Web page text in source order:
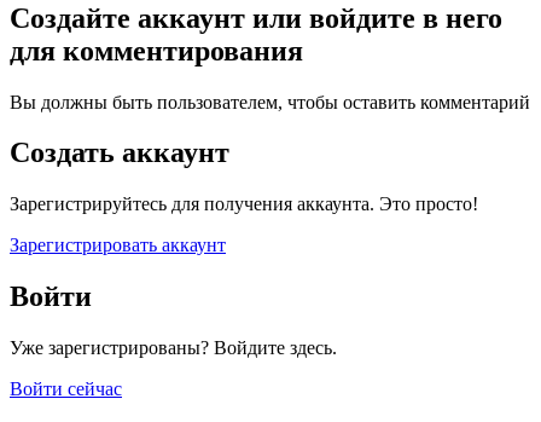
Создайте аккаунт или войдите в него
для комментирования
Вы должны быть пользователем, чтобы оставить комментарий
Создать аккаунт
Зарегистрируйтесь для получения аккаунта. Это просто!
Зарегистрировать аккаунт
Войти
Уже зарегистрированы? Войдите здесь.
Войти сейчас